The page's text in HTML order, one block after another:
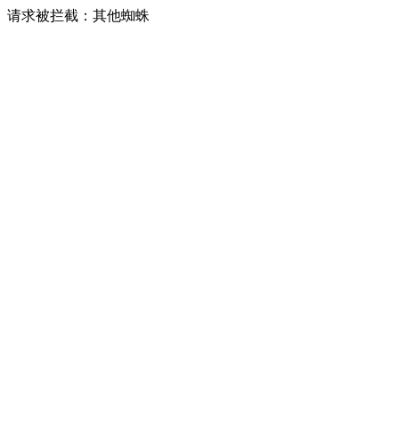
请求被拦截：其他蜘蛛